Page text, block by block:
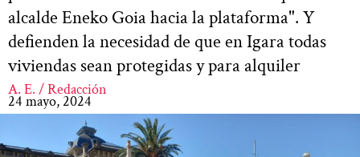
alcalde Eneko Goia hacia la plataforma". Y
defienden la necesidad de que en Igara todas
viviendas sean protegidas y para alquiler
A. E. / Redacción
24 mayo, 2024